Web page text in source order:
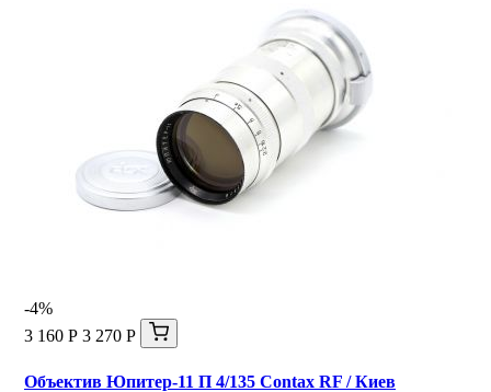
-4%
3 160 Р 3 270 Р
Объектив Юпитер-11 П 4/135 Contax RF / Киев